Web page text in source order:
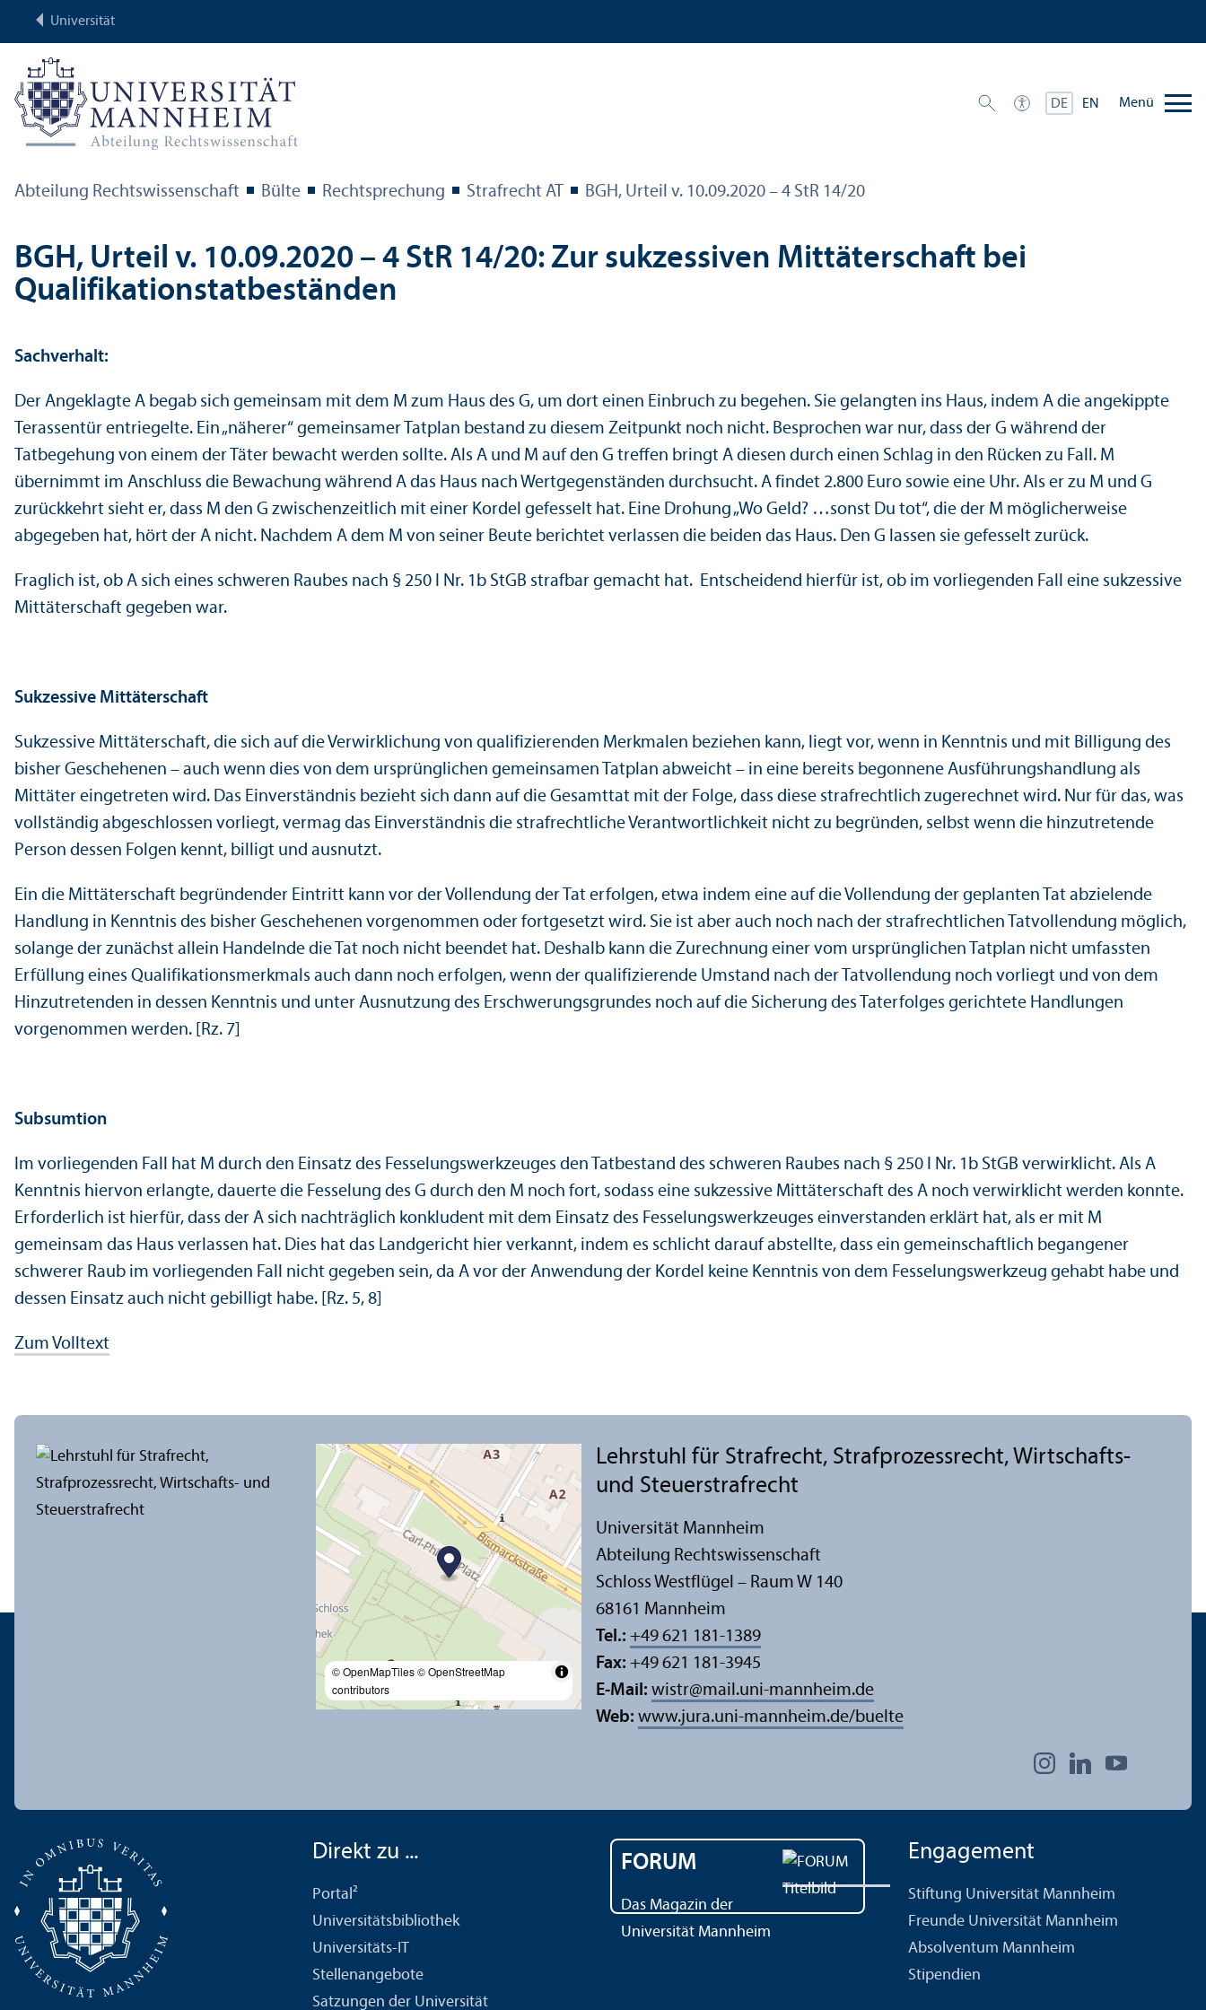
Universität
DE EN Menü
Abteilung Rechts­wissenschaft Bülte Rechts­prechung Strafrecht AT BGH, Urteil v. 10.09.2020 – 4 StR 14/20
BGH, Urteil v. 10.09.2020 – 4 StR 14/20: Zur sukzessiven Mittäterschaft bei
Qualifikations­tatbeständen
Sachverhalt:
Der Angeklagte A begab sich gemeinsam mit dem M zum Haus des G, um dort einen Einbruch zu begehen. Sie gelangten ins Haus, indem A die angekippte
Terassentür entriegelte. Ein „näherer“ gemeinsamer Tatplan bestand zu diesem Zeitpunkt noch nicht. Besprochen war nur, dass der G während der
Tatbegehung von einem der Täter bewacht werden sollte. Als A und M auf den G treffen bringt A diesen durch einen Schlag in den Rücken zu Fall. M
übernimmt im Anschluss die Bewachung während A das Haus nach Wertgegenständen durchsucht. A findet 2.800 Euro sowie eine Uhr. Als er zu M und G
zurückkehrt sieht er, dass M den G zwischenzeitlich mit einer Kordel gefesselt hat. Eine Drohung „Wo Geld? …sonst Du tot“, die der M möglicherweise
abgegeben hat, hört der A nicht. Nachdem A dem M von seiner Beute berichtet verlassen die beiden das Haus. Den G lassen sie gefesselt zurück.
Fraglich ist, ob A sich eines schweren Raubes nach § 250 I Nr. 1b StGB strafbar gemacht hat. Entscheidend hierfür ist, ob im vorliegenden Fall eine sukzessive
Mittäterschaft gegeben war.
Sukzessive Mittäterschaft
Sukzessive Mittäterschaft, die sich auf die Verwirklichung von qualifizierenden Merkmalen beziehen kann, liegt vor, wenn in Kenntnis und mit Billigung des
bisher Geschehenen – auch wenn dies von dem ursprünglichen gemeinsamen Tatplan abweicht – in eine bereits begonnene Ausführungs­handlung als
Mittäter eingetreten wird. Das Einverständnis bezieht sich dann auf die Gesamttat mit der Folge, dass diese strafrechtlich zugerechnet wird. Nur für das, was
vollständig abgeschlossen vorliegt, vermag das Einverständnis die strafrechtliche Verantwortlichkeit nicht zu begründen, selbst wenn die hinzutretende
Person dessen Folgen kennt, billigt und ausnutzt.
Ein die Mittäterschaft begründender Eintritt kann vor der Vollendung der Tat erfolgen, etwa indem eine auf die Vollendung der geplanten Tat abzielende
Handlung in Kenntnis des bisher Geschehenen vorgenommen oder fortgesetzt wird. Sie ist aber auch noch nach der strafrechtlichen Tatvollendung möglich,
solange der zunächst allein Handelnde die Tat noch nicht beendet hat. Deshalb kann die Zurechnung einer vom ursprünglichen Tatplan nicht umfassten
Erfüllung eines Qualifikations­merkmals auch dann noch erfolgen, wenn der qualifizierende Umstand nach der Tatvollendung noch vorliegt und von dem
Hinzutretenden in dessen Kenntnis und unter Ausnutzung des Erschwerungs­grundes noch auf die Sicherung des Taterfolges gerichtete Handlungen
vorgenommen werden. [Rz. 7]
Subsumtion
Im vorliegenden Fall hat M durch den Einsatz des Fesselungs­werkzeuges den Tatbestand des schweren Raubes nach § 250 I Nr. 1b StGB verwirklicht. Als A
Kenntnis hiervon erlangte, dauerte die Fesselung des G durch den M noch fort, sodass eine sukzessive Mittäterschaft des A noch verwirklicht werden konnte.
Erforderlich ist hierfür, dass der A sich nachträglich konkludent mit dem Einsatz des Fesselungs­werkzeuges einverstanden erklärt hat, als er mit M
gemeinsam das Haus verlassen hat. Dies hat das Landgericht hier verkannt, indem es schlicht darauf abstellte, dass ein gemeinschaft­lich begangener
schwerer Raub im vorliegenden Fall nicht gegeben sein, da A vor der Anwendung der Kordel keine Kenntnis von dem Fesselungs­werkzeug gehabt habe und
dessen Einsatz auch nicht gebilligt habe. [Rz. 5, 8]
Zum Volltext
© OpenMapTiles© OpenStreetMap
contributors
Lehr­stuhl für Strafrecht, Strafprozess­recht, Wirtschafts-
und Steuerstrafrecht
Universität Mannheim
Abteilung Rechts­wissenschaft
Schloss Westflügel – Raum W 140
68161 Mannheim
Tel.: +49 621 181-1389
Fax: +49 621 181-3945
E-Mail: wistr@mail.uni-mannheim.de
Web: www.jura.uni-mannheim.de/buelte
Direkt zu ...
Portal²
Universitäts­bibliothek
Universitäts-IT
Stellenangebote
Satzungen der Universität
FORUM
Das Magazin der
Universität Mannheim
Engagement
Stiftung Universität Mannheim
Freunde Universität Mannheim
Absolventum Mannheim
Stipendien